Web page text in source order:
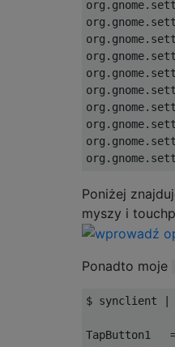
Poniżej
myszy i
Ponadto moje
$ synclient |
TapButton1